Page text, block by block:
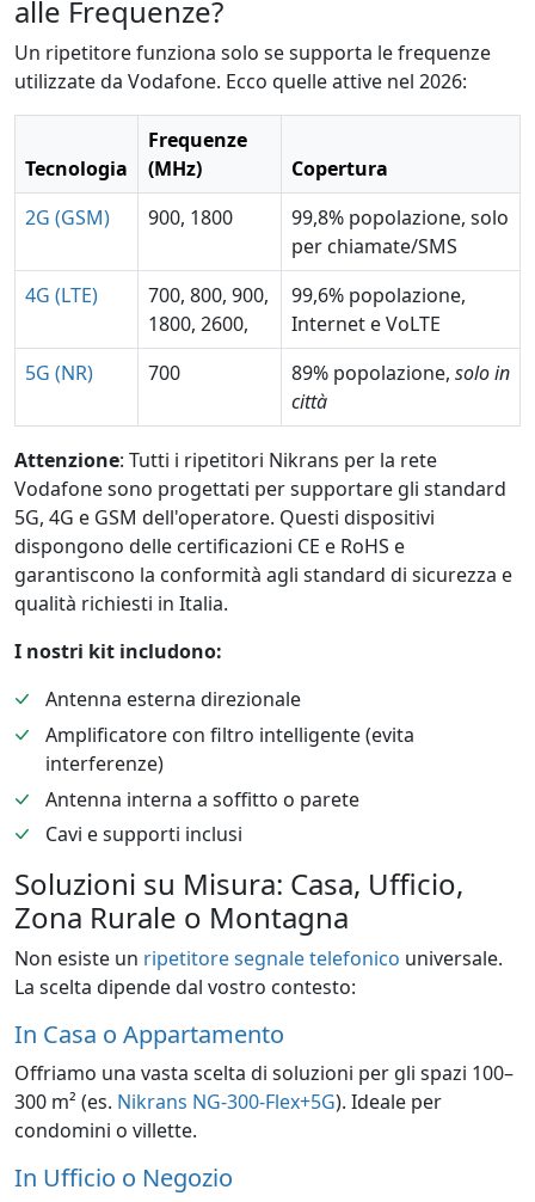
alle Frequenze?
Un ripetitore funziona solo se supporta le frequenze
utilizzate da Vodafone. Ecco quelle attive nel 2026:
Tecnologia
Frequenze
(MHz)
Copertura
2G (GSM)
900, 1800
99,8% popolazione, solo
per chiamate/SMS
4G (LTE)
700, 800, 900,
1800, 2600,
99,6% popolazione,
Internet e VoLTE
5G (NR)
700 89% popolazione, solo in
città
Attenzione: Tutti i ripetitori Nikrans per la rete
Vodafone sono progettati per supportare gli standard
5G, 4G e GSM dell'operatore. Questi dispositivi
dispongono delle certificazioni CE e RoHS e
garantiscono la conformità agli standard di sicurezza e
qualità richiesti in Italia.
I nostri kit includono:
Antenna esterna direzionale
Amplificatore con filtro intelligente (evita
interferenze)
Antenna interna a soffitto o parete
Cavi e supporti inclusi
Soluzioni su Misura: Casa, Ufficio,
Zona Rurale o Montagna
Non esiste un ripetitore segnale telefonico universale.
La scelta dipende dal vostro contesto:
In Casa o Appartamento
Offriamo una vasta scelta di soluzioni per gli spazi 100–
300 m² (es. Nikrans NG-300-Flex+5G). Ideale per
condomini o villette.
In Ufficio o Negozio